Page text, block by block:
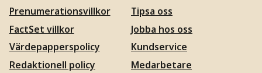
Prenumerationsvillkor
FactSet villkor
Värdepapperspolicy
Redaktionell policy
Tipsa oss
Jobba hos oss
Kundservice
Medarbetare